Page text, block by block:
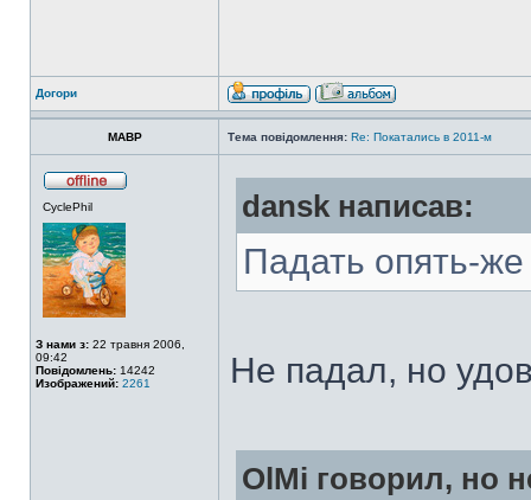
Догори
MABP Тема повідомлення: Re: Покатались в 2011-м
CyclePhil
З нами з: 22 травня 2006,
09:42
Повідомлень: 14242
Изображений: 2261
dansk написав:
Падать опять-
Не падал, но
OlMi говорил, но